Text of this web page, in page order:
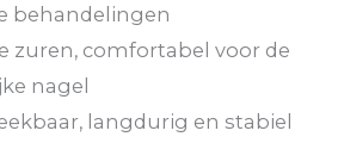
behandelingen
zuren, comfortabel voor de
nagel
langdurig en stabiel